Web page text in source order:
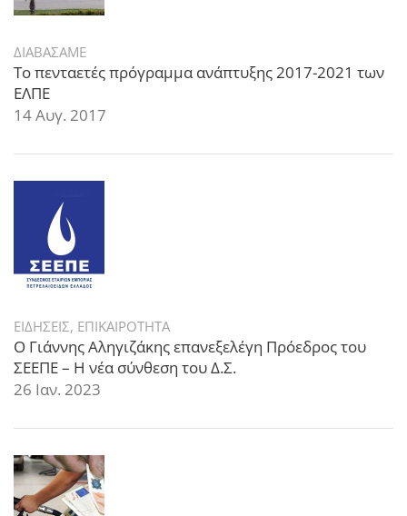
ΔΙΑΒΑΣΑΜΕ
Το πενταετές πρόγραμμα ανάπτυξης 2017-2021 των
ΕΛΠΕ
14 Αυγ. 2017
ΕΙΔΗΣΕΙΣ, ΕΠΙΚΑΙΡΟΤΗΤΑ
Ο Γιάννης Αληγιζάκης επανεξελέγη Πρόεδρος του
ΣΕΕΠΕ – Η νέα σύνθεση του Δ.Σ.
26 Ιαν. 2023